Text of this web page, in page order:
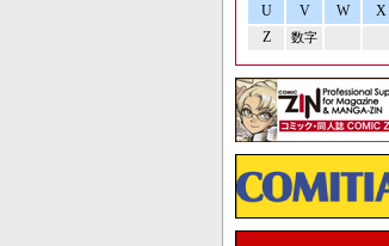
U
V W X
Z
数字